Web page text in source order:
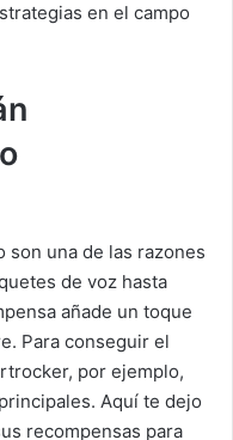
en el campo
son una de las razones
de voz hasta
añade un toque
Para conseguir el
por ejemplo,
Aquí te dejo
recompensas para